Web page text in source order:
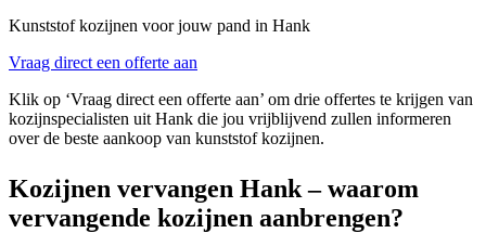
Kunststof kozijnen voor jouw pand in Hank
Vraag direct een offerte aan
Klik op ‘Vraag direct een offerte aan’ om drie offertes te krijgen van
kozijnspecialisten uit Hank die jou vrijblijvend zullen informeren
over de beste aankoop van kunststof kozijnen.
Kozijnen vervangen Hank – waarom
vervangende kozijnen aanbrengen?